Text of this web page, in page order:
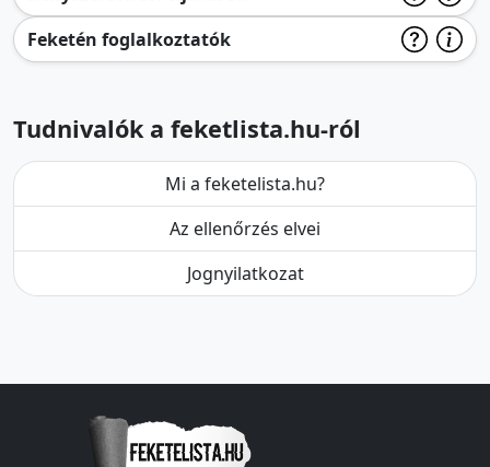
Feketén foglalkoztatók
Tudnivalók a feketlista.hu-ról
Mi a feketelista.hu?
Az ellenőrzés elvei
Jognyilatkozat